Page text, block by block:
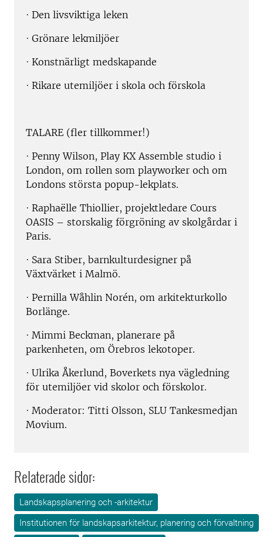
· Den livsviktiga leken
· Grönare lekmiljöer
· Konstnärligt medskapande
· Rikare utemiljöer i skola och förskola
TALARE (fler tillkommer!)
· Penny Wilson, Play KX Assemble studio i
London, om rollen som playworker och om
Londons största popup-lekplats.
· Raphaëlle Thiollier, projektledare Cours
OASIS – storskalig förgröning av skolgårdar i
Paris.
· Sara Stiber, barnkulturdesigner på
Växtvärket i Malmö.
· Pernilla Wåhlin Norén, om arkitekturkollo
Borlänge.
· Mimmi Beckman, planerare på
parkenheten, om Örebros lekotoper.
· Ulrika Åkerlund, Boverkets nya vägledning
för utemiljöer vid skolor och förskolor.
· Moderator: Titti Olsson, SLU Tankesmedjan
Movium.
Relaterade sidor:
Landskapsplanering och -arkitektur
Institutionen för landskapsarkitektur, planering och förvaltning